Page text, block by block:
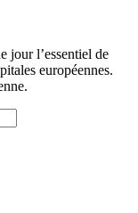
jour l’essentiel de
européennes.